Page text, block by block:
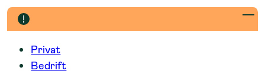
Hopp
til
innholdPrivat
Bedrift